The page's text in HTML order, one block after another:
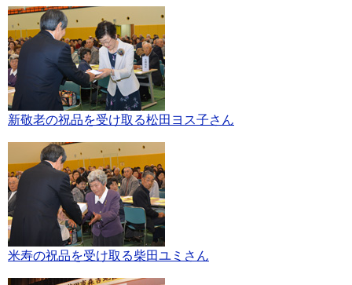
新敬老の祝品を受け取る松田ヨス子さん
米寿の祝品を受け取る柴田ユミさん